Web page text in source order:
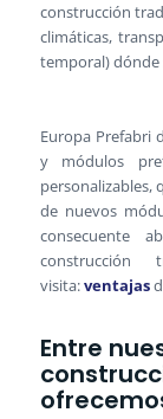
construcción
climáticas,
temporal) dónde
Europa Prefabri
y módulos
personalizables,
de nuevos
consecuente
visita:ventajas
Entre